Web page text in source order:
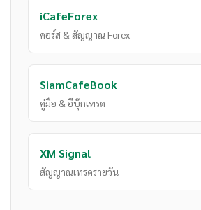
iCafeForex
คอร์ส & สัญญาณ Forex
SiamCafeBook
คู่มือ & อีบุ๊กเทรด
XM Signal
สัญญาณเทรดรายวัน